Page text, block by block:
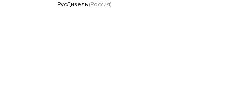
РусДизель (Россия)